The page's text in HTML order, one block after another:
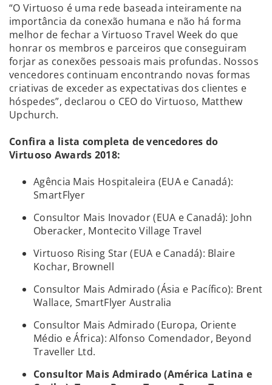
“O Virtuoso é uma rede baseada inteiramente na
importância da conexão humana e não há forma
melhor de fechar a Virtuoso Travel Week do que
honrar os membros e parceiros que conseguiram
forjar as conexões pessoais mais profundas. Nossos
vencedores continuam encontrando novas formas
criativas de exceder as expectativas dos clientes e
hóspedes”, declarou o CEO do Virtuoso, Matthew
Upchurch.
Confira a lista completa de vencedores do
Virtuoso Awards 2018:
Agência Mais Hospitaleira (EUA e Canadá):
SmartFlyer
Consultor Mais Inovador (EUA e Canadá): John
Oberacker, Montecito Village Travel
Virtuoso Rising Star (EUA e Canadá): Blaire
Kochar, Brownell
Consultor Mais Admirado (Ásia e Pacífico): Brent
Wallace, SmartFlyer Australia
Consultor Mais Admirado (Europa, Oriente
Médio e África): Alfonso Comendador, Beyond
Traveller Ltd.
Consultor Mais Admirado (América Latina e